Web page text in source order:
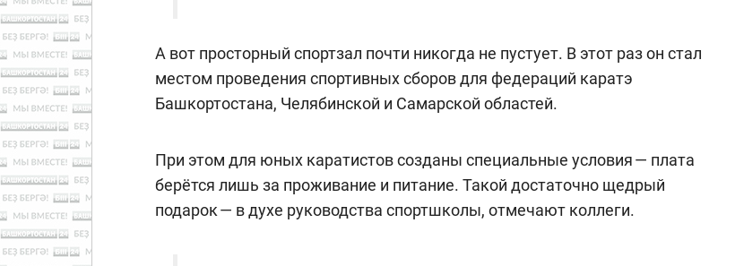
А вот просторный спортзал почти никогда не пустует. В этот раз он стал
местом проведения спортивных сборов для федераций каратэ
Башкортостана, Челябинской и Самарской областей.
При этом для юных каратистов созданы специальные условия — плата
берётся лишь за проживание и питание. Такой достаточно щедрый
подарок — в духе руководства спортшколы, отмечают коллеги.